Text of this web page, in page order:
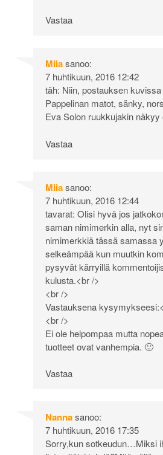
Vastaa
Miiasanoo:
7 huhtikuun, 2016 12:42
täh: Niin, postauksen
Pappelinan matot, sänky,
Eva Solon ruukkujakin näkyy
Vastaa
Miiasanoo:
7 huhtikuun, 2016 12:44
tavarat: Olisi hyvä jos
saman nimimerkin alla, nyt
nimimerkkiä tässä samassa
selkeämpää kun muutkin
pysyvät kärryillä
kulusta.<br />
<br />
Vastauksena
<br />
Ei ole helpompaa mutta
tuotteet ovat vanhempia. 🙂
Vastaa
Nannasanoo:
7 huhtikuun, 2016 17:35
Sorry,kun sotkeudun…Miksi